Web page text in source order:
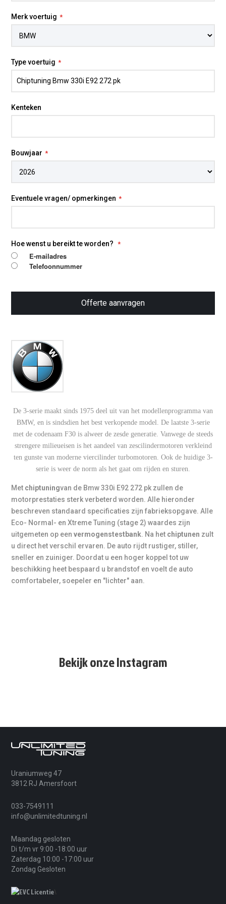
BMW 330i E92 chiptuning
De BMW 330i E92 is een geliefde coupé voor
liefhebbers van een atmosferische zes-in-lijn. Juist
bij dit model merk je hoe waardevolchiptuning op
maat
gaspedaal, pakt mooier op in het middengebied en
wie zoekt op BMW 330i E92chiptuningdraait het
niet alleen om piekvermogen, maar vooral om een
sterkere en soepelere rijervaring die past bij het
karakter van de auto.
software op basis van de conditie van de motor en
dienst hebben, kunnen we software volledig op maat
maar een afstelling die aansluit op rijgedrag,
vermogensopbouw.
het verschil maakt. In combinatie met transmissie-
optimalisatie bij de automaat ontstaat een nog
strakker geheel, met meer rust tijdens normaal
rijden en meer beleving wanneer je daarom vraagt.
Zoek je dus een specialist voor BMW 330i E92
chiptuning op maat , dan is een software-oplossing
die echt op de auto wordt afgestemd de beste basis
voor duurzaam resultaat.
* Inbouw op locatie
voor professionele installatie. Starttarief is € 85,- ex BTW
+ gereden km's. Niet elk voertuig kan op locatie getuned
worden.
** Vermogensmeting
Dit model isachterwielaangedreven (RWD), daarom
geldt het tarief€ 75,-. Een meting vóór en ná tuning is
mogelijk inclusief rapport. (Bij 4x4 / xDrive hanteren we €
100,-.)
afstemming op het motorvermogen.
Is chiptuning veilig voor mijn BMW 330i
Ja, mits professioneel uitgevoerd. We
optimaliseren binnen veilige marges en
van de auto en jouw wensen.
Wat betekent chiptuning op maat bij dit
Wij hebben eigen programmeurs in dienst.
Merk voertuig
Type voertuig
Kenteken
Bouwjaar
Eventuele vragen/ opmerkingen
Hoe wenst u bereikt te worden?
E-mailadres
Telefoonnummer
Offerte aanvragen
De 3-serie maakt sinds 1975 deel uit van het modellenprogramma van
BMW, en is sindsdien het best verkopende model. De laatste 3-serie
met de codenaam F30 is alweer de zesde generatie. Vanwege de steeds
strengere milieueisen is het aandeel van zescilindermotoren verkleind
ten gunste van moderne viercilinder turbomotoren. Ook de huidige 3-
serie is weer de norm als het gaat om rijden en sturen.
Met chiptuningvan de Bmw 330i E92 272 pk zullen de
motorprestaties sterk verbeterd worden. Alle hieronder
beschreven standaard specificaties zijn fabrieksopgave. Alle
Eco- Normal- en Xtreme Tuning (stage 2) waardes zijn
uitgemeten op eenvermogenstestbank. Na het chiptunen zult
u direct het verschil ervaren. De auto rijdt rustiger, stiller,
sneller en zuiniger. Doordat u een hoger koppel tot uw
beschikking heet bespaard u brandstof en voelt de auto
comfortabeler, soepeler en "lichter" aan.
Bekijk onze Instagram
Uraniumweg 47
3812 RJ Amersfoort
033-7549111
info@unlimitedtuning.nl
Maandag gesloten
Di t/m vr 9:00 -18:00 uur
Zaterdag 10:00 -17:00 uur
Zondag Gesloten